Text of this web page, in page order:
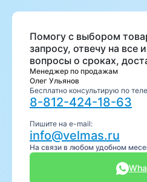
Помогу с выбором
запросу, отвечу на все
вопросы о сроках,
Менеджер по продажам
Олег Ульянов
Бесплатно консультирую по
8-812-424-18-63
Пишите на e-mail:
info@velmas.ru
На связи в любом удобном